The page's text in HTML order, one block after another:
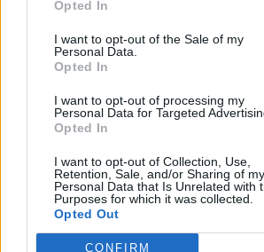
Opted In
I want to opt-out of the Sale of my
Personal Data.
Opted In
I want to opt-out of processing my
Personal Data for Targeted
Opted In
I want to opt-out of Collection, Use,
Retention, Sale, and/or Sharing of my
Personal Data that Is Unrelated with
Purposes for which it was collected.
Opted Out
CONFIRM
Télécharger le fichier
er_200x113.jpg
Télécharger
3.jpg